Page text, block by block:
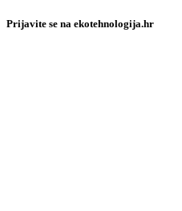
Prijavite se na ekotehnologija.hr